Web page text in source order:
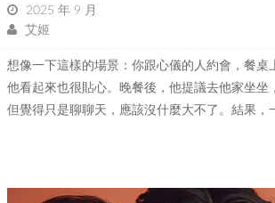
2025 年 9 月
艾姬
想像一下這樣的場景：你跟心儀的人約會，餐桌
他看起來也很貼心。晚餐後，他提議去他家坐坐
但覺得只是聊聊天，應該沒什麼大不了。結果，